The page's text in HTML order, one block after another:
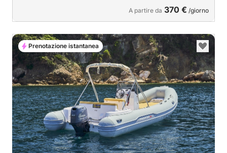
A partire da 370 € /giorno
Prenotazione istantanea